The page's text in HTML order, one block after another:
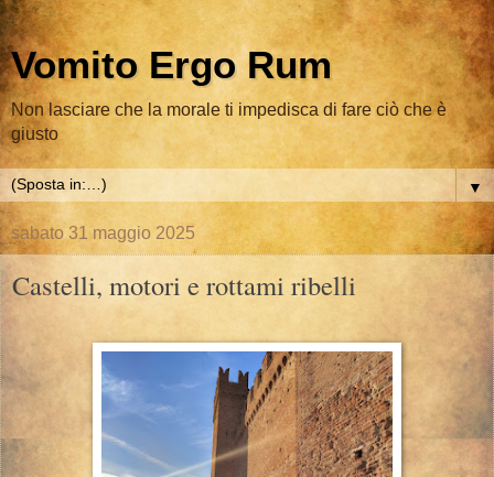
Vomito Ergo Rum
Non lasciare che la morale ti impedisca di fare ciò che è
giusto
▼
sabato 31 maggio 2025
Castelli, motori e rottami ribelli